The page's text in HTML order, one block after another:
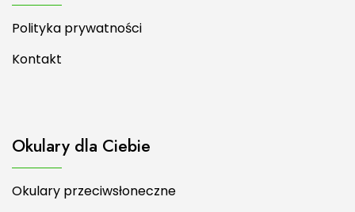
Polityka prywatności
Kontakt
Okulary dla Ciebie
Okulary przeciwsłoneczne